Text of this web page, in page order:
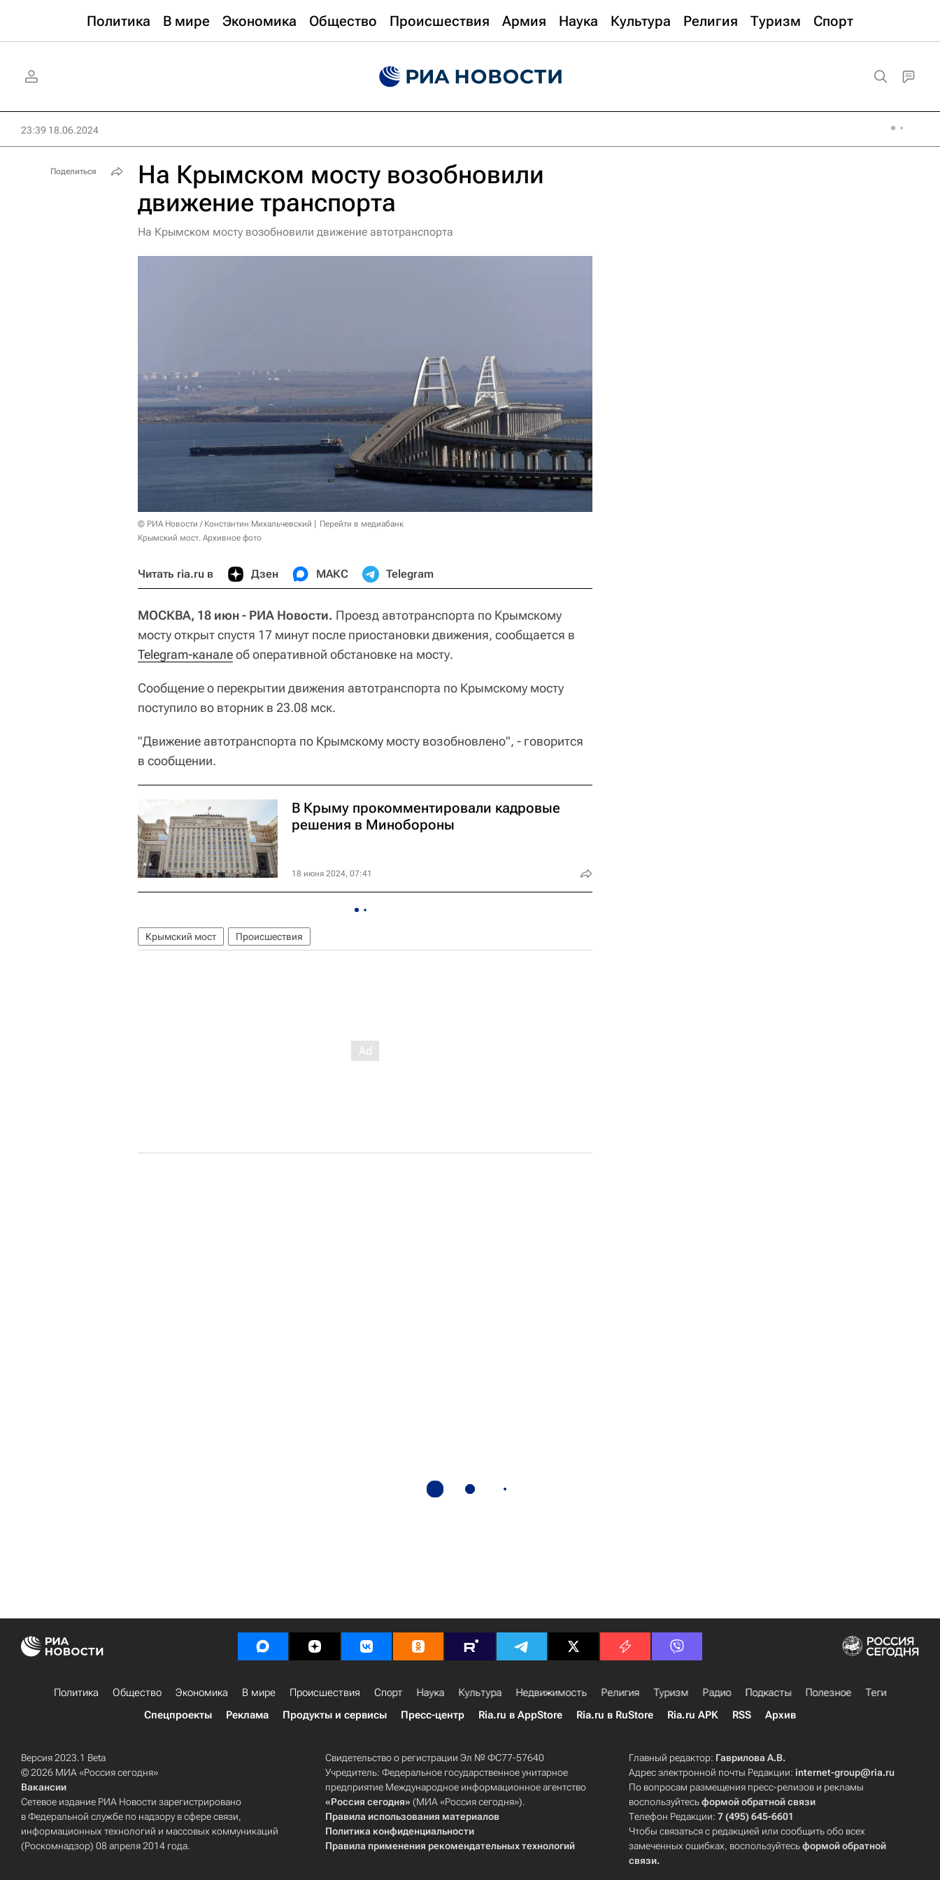
Политика В мире Экономика Общество Происшествия Армия Наука Культура Религия Туризм Спорт
23:39 18.06.2024
На Крымском мосту возобновили
движение транспорта
На Крымском мосту возобновили движение автотранспорта
© РИА Новости / Константин Михальчевский
Перейти в медиабанк
Крымский мост. Архивное фото
Читать ria.ru в Дзен МАКС Telegram
МОСКВА, 18 июн - РИА Новости. Проезд автотранспорта по Крымскому
мосту открыт спустя 17 минут после приостановки движения, сообщается в
Telegram-каналеоб оперативной обстановке на мосту.
Сообщение о перекрытии движения автотранспорта по Крымскому мосту
поступило во вторник в 23.08 мск.
"Движение автотранспорта по Крымскому мосту возобновлено", - говорится
в сообщении.
В Крыму прокомментировали кадровые
решения в Минобороны
18 июня 2024, 07:41
Крымский мост Происшествия
Поделиться
Политика Общество Экономика В мире Происшествия Спорт Наука Культура Недвижимость Религия Туризм Радио Подкасты Полезное
Теги
Спецпроекты
Реклама Продукты и сервисы Пресс-центр Ria.ru в AppStore Ria.ru в RuStore Ria.ru APK RSS Архив
Версия 2023.1 Beta
© 2026 МИА «Россия сегодня»
Вакансии
Сетевое издание РИА Новости зарегистрировано
в Федеральной службе по надзору в сфере связи,
информационных технологий и массовых коммуникаций
(Роскомнадзор) 08 апреля 2014 года.
Свидетельство о регистрации Эл № ФС77-57640
Учредитель: Федеральное государственное унитарное
предприятие Международное информационное агентство
«Россия сегодня» (МИА «Россия сегодня»).
Правила использования материалов
Политика конфиденциальности
Правила применения рекомендательных технологий
Главный редактор: Гаврилова А.В.
Адрес электронной почты Редакции:internet-group@ria.ru
По вопросам размещения пресс-релизов и рекламы
воспользуйтесьформой обратной связи
Телефон Редакции:7 (495) 645-6601
Чтобы связаться с редакцией или сообщить обо всех
замеченных ошибках, воспользуйтесьформой обратной
связи.